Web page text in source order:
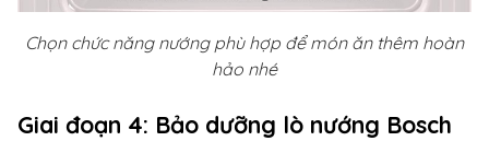
Chọn chức năng nướng phù hợp để món ăn thêm hoàn
hảo nhé
Giai đoạn 4: Bảo dưỡng lò nướng Bosch